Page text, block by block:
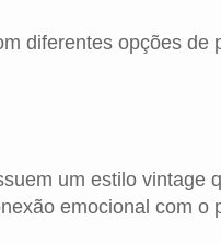
diferentes opções
um estilo
emocional com